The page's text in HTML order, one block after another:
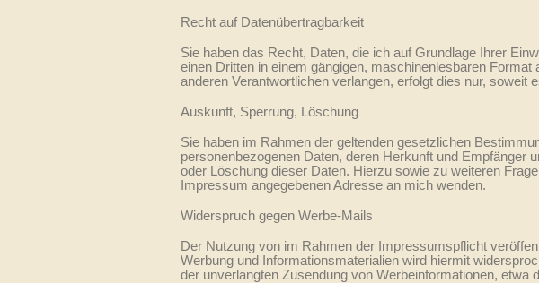
Recht auf Datenübertragbarkeit
Sie haben das Recht, Daten, die ich auf Grundlage Ihrer
einen Dritten in einem gängigen, maschinenlesbaren
anderen Verantwortlichen verlangen, erfolgt dies nur, soweit
Auskunft, Sperrung, Löschung
Sie haben im Rahmen der geltenden gesetzlichen
personenbezogenen Daten, deren Herkunft und Empfänger
oder Löschung dieser Daten. Hierzu sowie zu weiteren
Impressum angegebenen Adresse an mich wenden.
Widerspruch gegen Werbe-Mails
Der Nutzung von im Rahmen der Impressumspflicht
Werbung und Informationsmaterialien wird hiermit
der unverlangten Zusendung von Werbeinformationen, etwa